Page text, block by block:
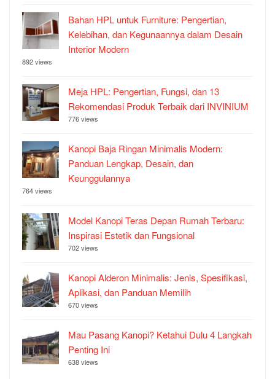
Bahan HPL untuk Furniture: Pengertian,
Kelebihan, dan Kegunaannya dalam Desain
Interior Modern
892 views
Meja HPL: Pengertian, Fungsi, dan 13
Rekomendasi Produk Terbaik dari INVINIUM
776 views
Kanopi Baja Ringan Minimalis Modern:
Panduan Lengkap, Desain, dan
Keunggulannya
764 views
Model Kanopi Teras Depan Rumah Terbaru:
Inspirasi Estetik dan Fungsional
702 views
Kanopi Alderon Minimalis: Jenis, Spesifikasi,
Aplikasi, dan Panduan Memilih
670 views
Mau Pasang Kanopi? Ketahui Dulu 4 Langkah
Penting Ini
638 views